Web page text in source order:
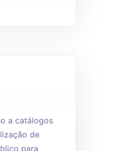
a catálogos
de
para